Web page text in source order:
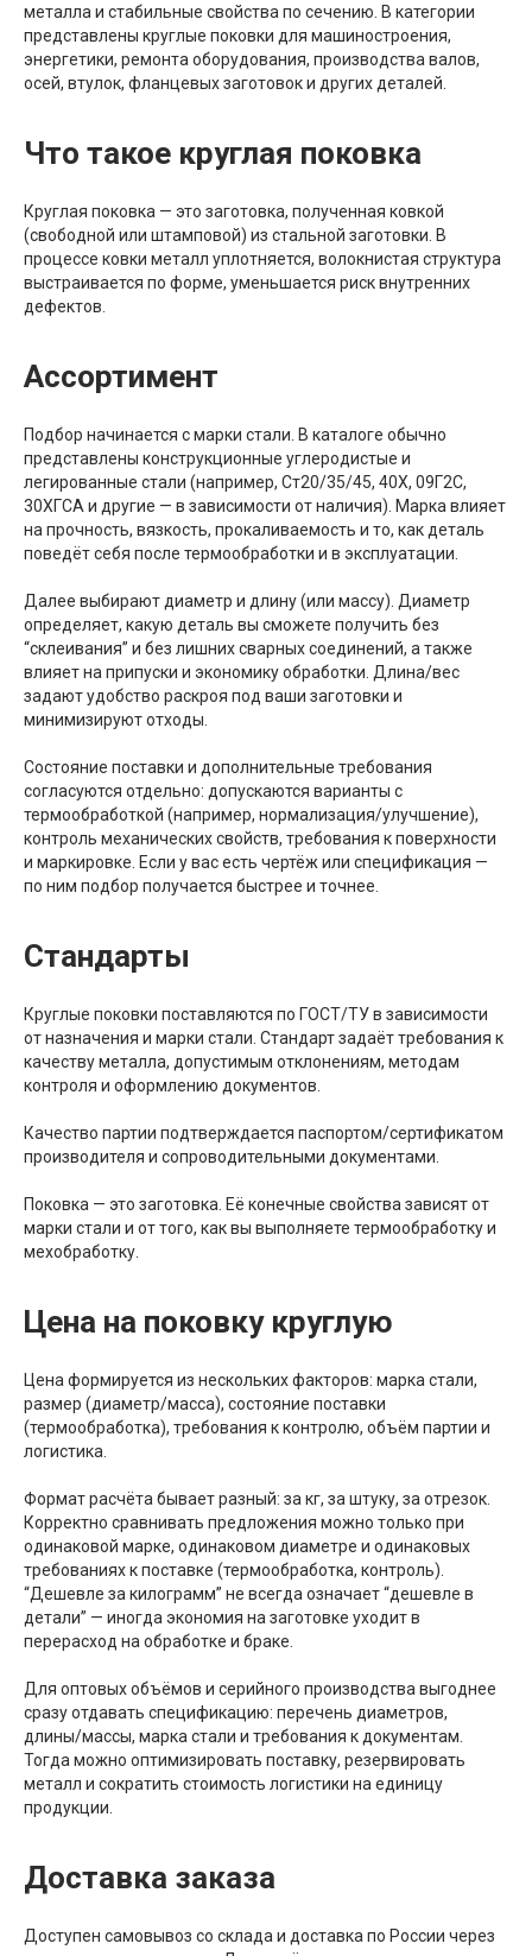
металла и стабильные свойства по сечению. В категории
представлены круглые поковки для машиностроения,
энергетики, ремонта оборудования, производства валов,
осей, втулок, фланцевых заготовок и других деталей.
Что такое круглая поковка
Круглая поковка — это заготовка, полученная ковкой
(свободной или штамповой) из стальной заготовки. В
процессе ковки металл уплотняется, волокнистая структура
выстраивается по форме, уменьшается риск внутренних
дефектов.
Ассортимент
Подбор начинается с марки стали. В каталоге обычно
представлены конструкционные углеродистые и
легированные стали (например, Ст20/35/45, 40Х, 09Г2С,
30ХГСА и другие — в зависимости от наличия). Марка влияет
на прочность, вязкость, прокаливаемость и то, как деталь
поведёт себя после термообработки и в эксплуатации.
Далее выбирают диаметр и длину (или массу). Диаметр
определяет, какую деталь вы сможете получить без
“склеивания” и без лишних сварных соединений, а также
влияет на припуски и экономику обработки. Длина/вес
задают удобство раскроя под ваши заготовки и
минимизируют отходы.
Состояние поставки и дополнительные требования
согласуются отдельно: допускаются варианты с
термообработкой (например, нормализация/улучшение),
контроль механических свойств, требования к поверхности
и маркировке. Если у вас есть чертёж или спецификация —
по ним подбор получается быстрее и точнее.
Стандарты
Круглые поковки поставляются по ГОСТ/ТУ в зависимости
от назначения и марки стали. Стандарт задаёт требования к
качеству металла, допустимым отклонениям, методам
контроля и оформлению документов.
Качество партии подтверждается паспортом/сертификатом
производителя и сопроводительными документами.
Поковка — это заготовка. Её конечные свойства зависят от
марки стали и от того, как вы выполняете термообработку и
мехобработку.
Цена на поковку круглую
Цена формируется из нескольких факторов: марка стали,
размер (диаметр/масса), состояние поставки
(термообработка), требования к контролю, объём партии и
логистика.
Формат расчёта бывает разный: за кг, за штуку, за отрезок.
Корректно сравнивать предложения можно только при
одинаковой марке, одинаковом диаметре и одинаковых
требованиях к поставке (термообработка, контроль).
“Дешевле за килограмм” не всегда означает “дешевле в
детали” — иногда экономия на заготовке уходит в
перерасход на обработке и браке.
Для оптовых объёмов и серийного производства выгоднее
сразу отдавать спецификацию: перечень диаметров,
длины/массы, марка стали и требования к документам.
Тогда можно оптимизировать поставку, резервировать
металл и сократить стоимость логистики на единицу
продукции.
Доставка заказа
Доступен самовывоз со склада и доставка по России через